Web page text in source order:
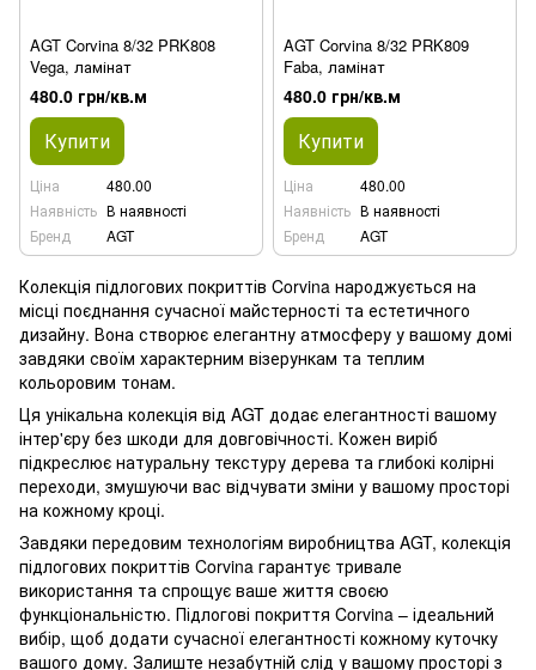
AGT Corvina 8/32 PRK808
Vega, ламінат
480.0 грн/кв.м
Купити
Ціна
480.00
Наявність В наявності
Бренд
AGT
AGT Corvina 8/32 PRK809
Faba, ламінат
480.0 грн/кв.м
Купити
Ціна
480.00
Наявність В наявності
Бренд
AGT
Колекція підлогових покриттів Corvina народжується на
місці поєднання сучасної майстерності та естетичного
дизайну. Вона створює елегантну атмосферу у вашому домі
завдяки своїм характерним візерункам та теплим
кольоровим тонам.
Ця унікальна колекція від AGT додає елегантності вашому
інтер'єру без шкоди для довговічності. Кожен виріб
підкреслює натуральну текстуру дерева та глибокі колірні
переходи, змушуючи вас відчувати зміни у вашому просторі
на кожному кроці.
Завдяки передовим технологіям виробництва AGT, колекція
підлогових покриттів Corvina гарантує тривале
використання та спрощує ваше життя своєю
функціональністю. Підлогові покриття Corvina – ідеальний
вибір, щоб додати сучасної елегантності кожному куточку
вашого дому. Залиште незабутній слід у вашому просторі з